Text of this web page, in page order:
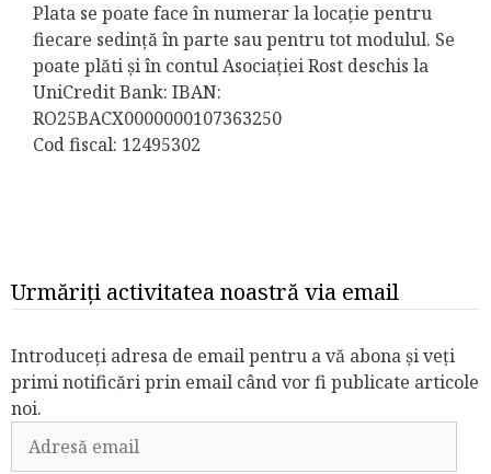
Plata se poate face în numerar la locație pentru
fiecare sedință în parte sau pentru tot modulul. Se
poate plăti și în contul Asociației Rost deschis la
UniCredit Bank: IBAN:
RO25BACX0000000107363250
Cod fiscal: 12495302
Urmăriți activitatea noastră via email
Introduceți adresa de email pentru a vă abona și veți
primi notificări prin email când vor fi publicate articole
noi.
Adresă
email